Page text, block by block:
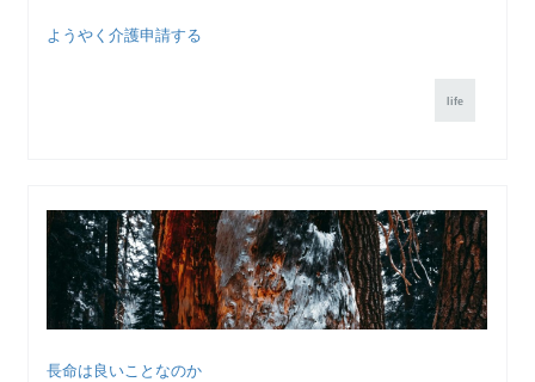
ようやく介護申請する
life
長命は良いことなのか